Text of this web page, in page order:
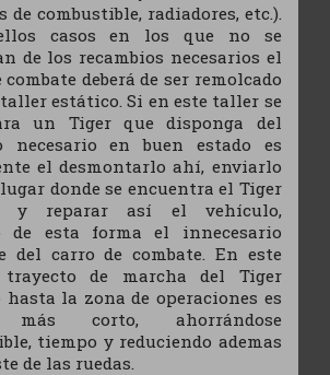
de combustible, radiadores, etc.).
casos en los que no se
de los recambios necesarios el
deberá de ser remolcado
estático. Si en este taller se
un Tiger que disponga del
necesario en buen estado es
el desmontarlo ahí, enviarlo
donde se encuentra el Tiger
y reparar así el vehículo,
de esta forma el innecesario
del carro de combate. En este
de marcha del Tiger
hasta la zona de operaciones es
más corto, ahorrándose
tiempo y reduciendo ademas
de las ruedas.